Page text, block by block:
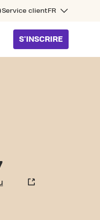
Service client FR
S'INSCRIRE
BOIS